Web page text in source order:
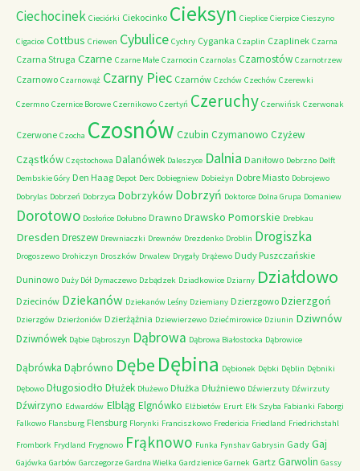
Ciechocinek Cieciórki Ciekocinko Cieksyn Cieplice Cierpice Cieszyno
Cigacice Cottbus Criewen Cybulice Cychry Cyganka Czaplin Czaplinek Czarna
Czarna Struga Czarne Czarne Małe Czarnocin Czarnolas Czarnostów Czarnotrzew
Czarnowo Czarnowąż Czarny Piec Czarnów Czchów Czechów Czerewki
Czermno Czernice Borowe Czernikowo Czertyń Czeruchy Czerwińsk Czerwonak
Czerwone Czocha Czosnów Czubin Czymanowo Czyżew
Cząstków Częstochowa Dalanówek Daleszyce Dalnia Daniłowo Debrzno Delft
Dembskie Góry Den Haag Depot Derc Dobiegniew Dobieżyn Dobre Miasto Dobrojewo
Dobrylas Dobrzeń Dobrzyca Dobrzyków Dobrzyń Doktorce Dolna Grupa Domaniew
Dorotowo Dosłońce Dołubno Drawno Drawsko Pomorskie Drebkau
Dresden Dreszew Drewniaczki Drewnów Drezdenko Droblin Drogiszka
Drogoszewo Drohiczyn Droszków Drwalew Drygały Drążewo Dudy Puszczańskie
Duninowo Duży Dół Dymaczewo Dzbądzek Dziadkowice Dziarny Działdowo
Dziecinów Dziekanów Dziekanów Leśny Dziemiany Dzierzgowo Dzierzgoń
Dzierzgów Dzierżoniów Dzierżążnia Dziewierzewo Dziećmirowice Dziunin Dziwnów
Dziwnówek Dąbie Dąbroszyn Dąbrowa Dąbrowa Białostocka Dąbrowice
Dąbrówka Dąbrówno Dębe Dębina Dębionek Dębki Dęblin Dębniki
Dębowo Długosiodło Dłużek Dłużewo Dłużka Dłużniewo Dźwierzuty Dźwirzuty
Dźwirzyno Edwardów Elbląg Elgnówko Elżbietów Erurt Ełk Szyba Fabianki Faborgi
Falkowo Flansburg Flensburg Florynki Franciszkowo Fredericia Friedland Friedrichstahl
Frombork Frydland Frygnowo Frąknowo Funka Fynshav Gabrysin Gady Gaj
Gajówka Garbów Garczegorze Gardna Wielka Gardzienice Garnek Gartz Garwolin Gassy